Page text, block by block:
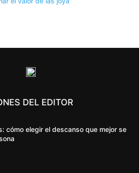
DEL EDITOR
cómo elegir el descanso que mejor se